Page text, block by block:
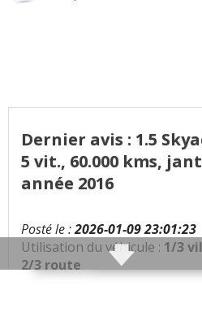
Dernier avis : 1.5
5 vit., 60.000 kms,
année 2016
Posté le :2026-01-09 23:01:23
Utilisation du véhicule : 1/3
2/3 route